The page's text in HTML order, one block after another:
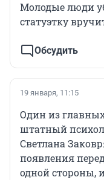
Молодые люди
статуэтку
Обсудить
19 января, 11:15
Один из
штатный
Светлана
появления
одной стороны,